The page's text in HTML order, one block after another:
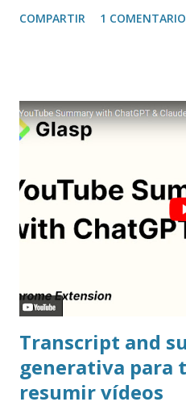
el creador de este portal.
COMPARTIR 1 COMENTARIO
Transcript and
generativa para
resumir vídeos